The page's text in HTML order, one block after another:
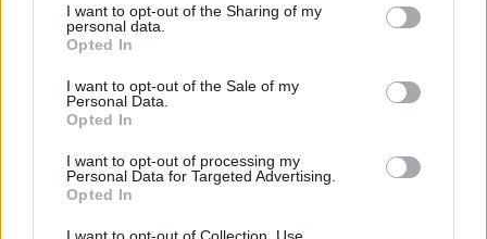
I want to opt-out of the Sharing of my
personal data.
Opted In
I want to opt-out of the Sale of my
Personal Data.
Opted In
I want to opt-out of processing my
Personal Data for Targeted Advertising.
Opted In
I want to opt-out of Collection, Use,
Πανό υπέρ της Παλαιστίνης ανήρτησαν μέλη του ΚΚΕ, στην
αναρτήθηκαν στον βράχο της Ακρόπολης, προς την πλευρά της
Διονυσίου Αρεοπαγίτου, ήταν γραμμένα στα ελληνικά και στα
αγγλικά και ανέφεραν: «Να...
Σελίδα 1 από 21